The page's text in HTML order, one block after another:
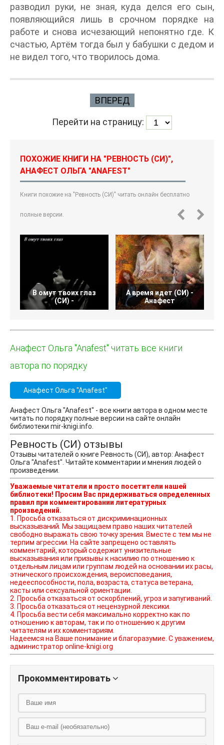
разводил руки, не зная, куда делся его сын,
появляющийся лишь в срочном порядке на
работе и снова исчезающий непонятно где. К
счастью, Артём тогда был у бабушки с дедом и
не видел того, что творилось дома.
ВПЕРЕД
Перейти на страницу:
ПОХОЖИЕ КНИГИ НА "РЕВНОСТЬ (СИ)",
АНАФЕСТ ОЛЬГА "ANAFEST"
Книги похожие на "Ревность (СИ)" читать онлайн бесплатно
полные версии.
В омут твоих глаз
(СИ) -
А время идет (СИ) -
Анафест
Анафест Ольга "Anafest" читать все книги
автора по порядку
Анафест Ольга "Anafest"
Анафест Ольга "Anafest" - все книги автора в одном месте
читать по порядку полные версии на сайте онлайн
библиотеки mir-knigi.info.
Ревность (СИ) отзывы
Отзывы читателей о книге Ревность (СИ), автор: Анафест
Ольга "Anafest". Читайте комментарии и мнения людей о
произведении.
Уважаемые читатели и просто посетители нашей
библиотеки! Просим Вас придерживаться определенных
правил при комментировании литературных
произведений.
1. Просьба отказаться от дискриминационных
высказываний. Мы защищаем право наших читателей
свободно выражать свою точку зрения. Вместе с тем мы не
терпим агрессии. На сайте запрещено оставлять
комментарий, который содержит унизительные
высказывания или призывы к насилию по отношению к
отдельным лицам или группам людей на основании их расы,
этнического происхождения, вероисповедания,
недееспособности, пола, возраста, статуса ветерана,
касты или сексуальной ориентации.
2. Просьба отказаться от оскорблений, угроз и запугиваний.
3. Просьба отказаться от нецензурной лексики.
4. Просьба вести себя максимально корректно как по
отношению к авторам, так и по отношению к другим
читателям и их комментариям.
Надеемся на Ваше понимание и благоразумие. С уважением,
администратор online-knigi.org
Прокомментировать